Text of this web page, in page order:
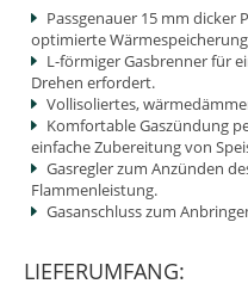
Passgenauer 15 mm dicker
optimierte
L-förmiger Gasbrenner für
Drehen erfordert.
Vollisoliertes,
Komfortable Gaszündung
einfache Zubereitung von
Gasregler zum Anzünden
Flammenleistung.
Gasanschluss zum
LIEFERUMFANG: